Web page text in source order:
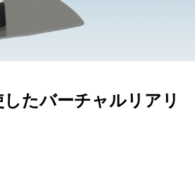
たバーチャルリアリ